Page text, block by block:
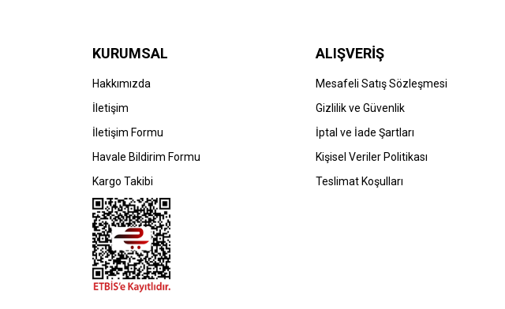
Canon
Canon imageRUNNER Advance C5030
0,00 TL
Canon
Canon imageRUNNER Advance C5030i
0,00 TL
KURUMSAL
Hakkımızda
İletişim
İletişim Formu
Havale Bildirim Formu
Kargo Takibi
ALIŞVERİŞ
Mesafeli Satış Sözleşmesi
Gizlilik ve Güvenlik
İptal ve İade Şartları
Kişisel Veriler Politikası
Teslimat Koşulları